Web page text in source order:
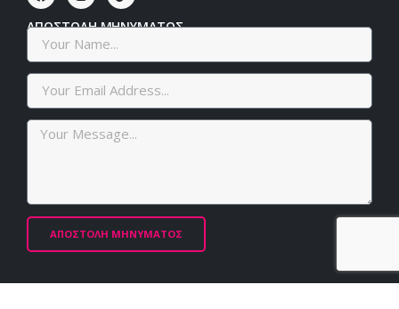
ΑΠΟΣΤΟΛΗ ΜΗΝΥΜΑΤΟΣ
ΑΠΟΣΤΟΛΗ ΜΗΝΥΜΑΤΟΣ